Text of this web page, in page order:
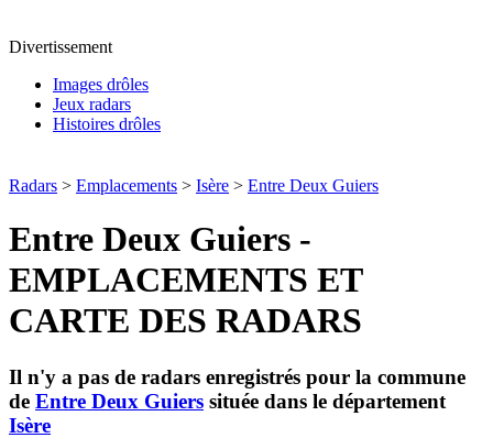
Divertissement
Images drôles
Jeux radars
Histoires drôles
Radars > Emplacements > Isère > Entre Deux Guiers
Entre Deux Guiers -
EMPLACEMENTS ET
CARTE DES RADARS
Il n'y a pas de radars enregistrés pour la commune
de Entre Deux Guiers située dans le département
Isère